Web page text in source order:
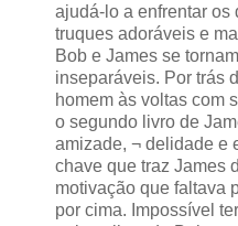
ajudá-lo a enfrentar os
truques adoráveis e
Bob e James se
inseparáveis. Por trás
homem às voltas com
o segundo livro de
amizade, ¬ delidade e
chave que traz James
motivação que faltava
por cima. Impossível